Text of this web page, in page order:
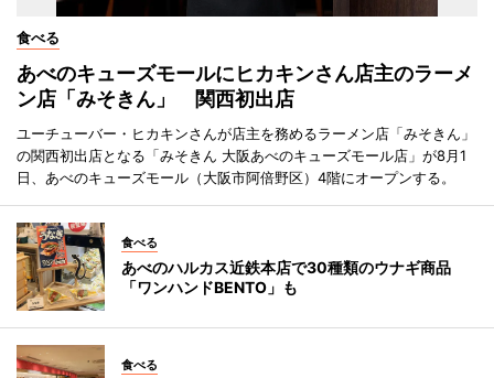
食べる
あべのキューズモールにヒカキンさん店主のラーメ
ン店「みそきん」 関西初出店
ユーチューバー・ヒカキンさんが店主を務めるラーメン店「みそきん」
の関西初出店となる「みそきん 大阪あべのキューズモール店」が8月1
日、あべのキューズモール（大阪市阿倍野区）4階にオープンする。
食べる
あべのハルカス近鉄本店で30種類のウナギ商品
「ワンハンドBENTO」も
食べる